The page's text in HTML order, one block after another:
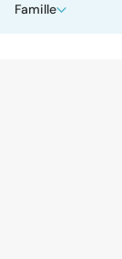
Famille